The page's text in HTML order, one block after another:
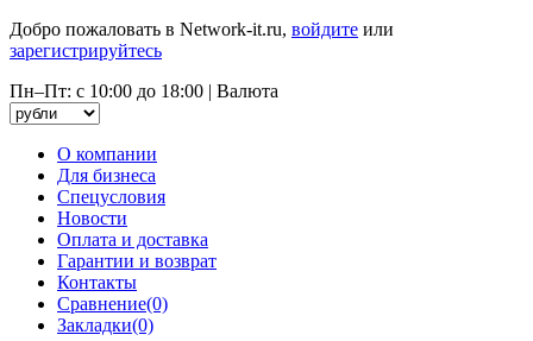
Добро пожаловать в Network-it.ru, войдите или
зарегистрируйтесь
Пн–Пт: с 10:00 до 18:00 | Валюта
О компании
Для бизнеса
Спецусловия
Новости
Оплата и доставка
Гарантии и возврат
Контакты
Сравнение(0)
Закладки(0)